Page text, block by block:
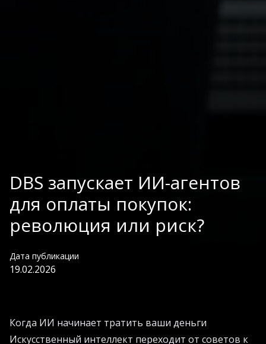
DBS запускает ИИ-агентов
для оплаты покупок:
революция или риск?
Дата публикации
19.02.2026
Когда ИИ начинает тратить ваши деньги
Искусственный интеллект переходит от советов к